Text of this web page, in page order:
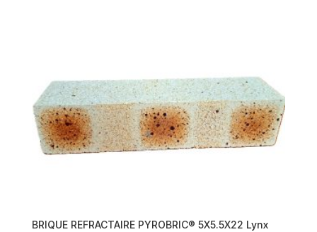
BRIQUE REFRACTAIRE PYROBRIC® 5X5.5X22 Lynx